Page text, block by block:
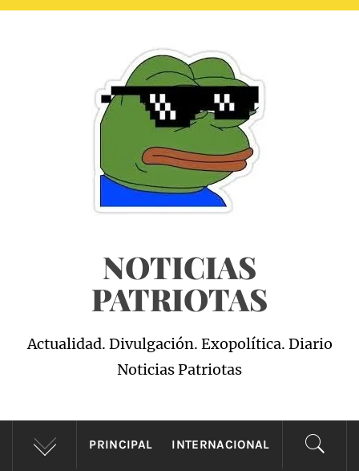
NOTICIAS
PATRIOTAS
Actualidad. Divulgación. Exopolítica. Diario
Noticias Patriotas
PRINCIPAL INTERNACIONAL